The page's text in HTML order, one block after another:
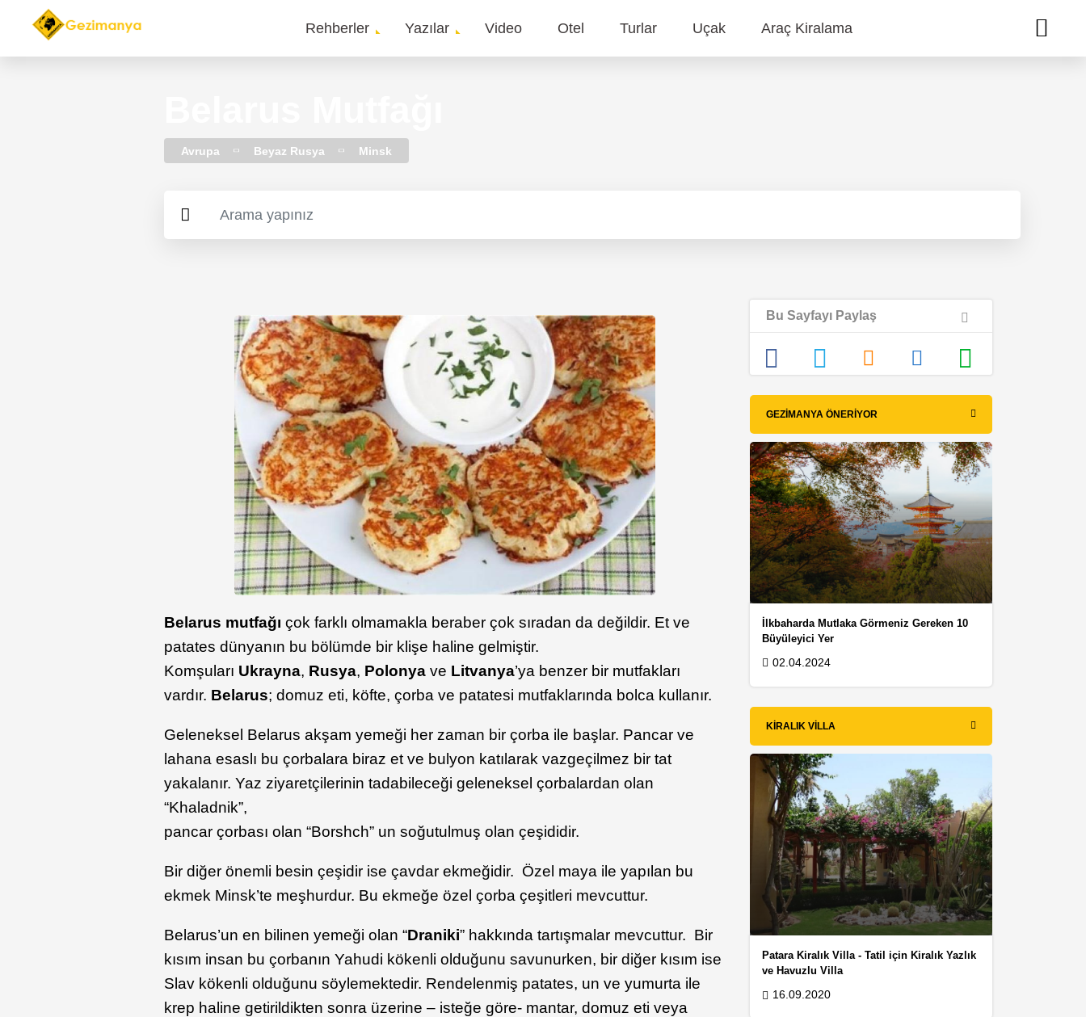
Main
Rehberler Yazılar Video Otel Turlar Uçak Araç Kiralama
Avrupa Beyaz Rusya Minsk
Belarus mutfağıçok farklı olmamakla beraber çok sıradan da değildir. Et ve
patates dünyanın bu bölümde bir klişe haline gelmiştir.
Komşuları Ukrayna, Rusya, Polonya ve Litvanya’ya benzer bir mutfakları
vardır. Belarus; domuz eti, köfte, çorba ve patatesi mutfaklarında bolca kullanır.
Geleneksel Belarus akşam yemeği her zaman bir çorba ile başlar. Pancar ve
lahana esaslı bu çorbalara biraz et ve bulyon katılarak vazgeçilmez bir tat
yakalanır. Yaz ziyaretçilerinin tadabileceği geleneksel çorbalardan olan
“Khaladnik”,
pancar çorbası olan “Borshch” un soğutulmuş olan çeşididir.
Bir diğer önemli besin çeşidir ise çavdar ekmeğidir. Özel maya ile yapılan bu
ekmek Minsk’te meşhurdur. Bu ekmeğe özel çorba çeşitleri mevcuttur.
Belarus’un en bilinen yemeği olan “Draniki” hakkında tartışmalar mevcuttur. Bir
kısım insan bu çorbanın Yahudi kökenli olduğunu savunurken, bir diğer kısım ise
Slav kökenli olduğunu söylemektedir. Rendelenmiş patates, un ve yumurta ile
krep haline getirildikten sonra üzerine – isteğe göre- mantar, domuz eti veya
Bu Sayfayı Paylaş
GEZIMANYA ÖNERIYOR
İlkbaharda Mutlaka Görmeniz Gereken 10
Büyüleyici Yer
02.04.2024
KIRALIK VILLA
Patara Kiralık Villa - Tatil için Kiralık Yazlık
ve Havuzlu Villa
16.09.2020